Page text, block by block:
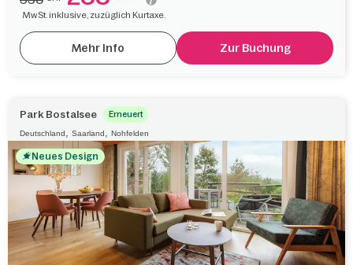
MwSt. inklusive, zuzüglich Kurtaxe.
Mehr Info Zur Buchung
Park Bostalsee Erneuert
Deutschland, Saarland, Nohfelden
Neues Design